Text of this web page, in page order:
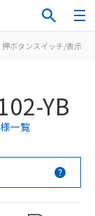
押ボタンスイッチ/表示灯
YB
一覧